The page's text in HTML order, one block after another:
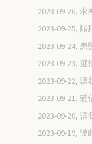
2023-09-26,
2023-09-25,
2023-09-24,
2023-09-23,
2023-09-22,
2023-09-21,
2023-09-20,
2023-09-19,